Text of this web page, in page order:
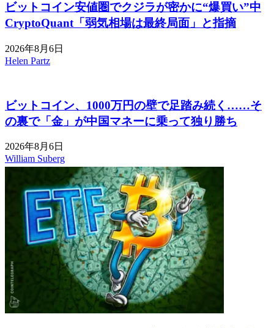
ビットコイン安値圏でクジラが密かに“爆買い”中
CryptoQuant「弱気相場は最終局面」と指摘
2026年8月6日
Helen Partz
ビットコイン、1000万円の壁で足踏み続く……そ
の裏で「金」が中国マネーに乗って独り勝ち
2026年8月6日
William Suberg